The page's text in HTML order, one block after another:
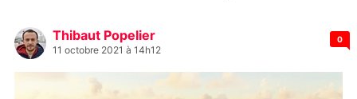
Thibaut Popelier
11 octobre 2021 à 14h12
0